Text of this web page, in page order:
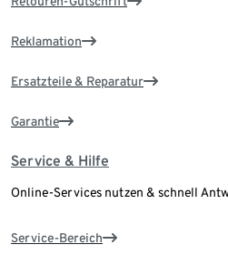
Reklamation
Ersatzteile & Reparatur
Garantie
Service & Hilfe
Online-Services nutzen & schnell
Service-Bereich